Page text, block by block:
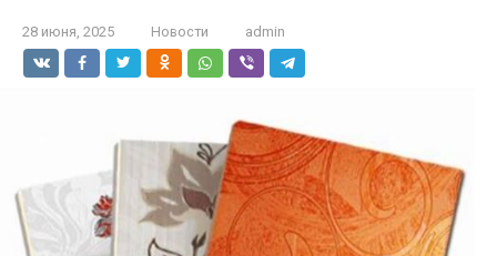
28 июня, 2025 Новости admin